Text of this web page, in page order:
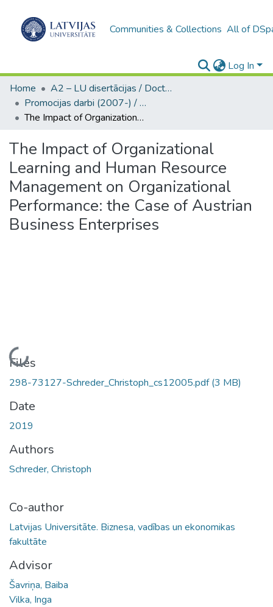
Communities & Collections All of
Log In
Home
A2 – LU disertācijas / Doctoral theses UL
Promocijas darbi (2007-) / Theses PhD
The Impact of Organizational Learning and Human Resource Management on Organizational Performance: the Case of Austrian Business Enterprises
The Impact of Organizational
Learning and Human Resource
Management on Organizational
Performance: the Case of Austrian
Business Enterprises
Loading...
Files
298-73127-Schreder_Christoph_cs12005.pdf(3 MB)
Date
2019
Authors
Schreder, Christoph
Co-author
Latvijas Universitāte. Biznesa, vadības un ekonomikas
fakultāte
Advisor
Šavriņa, Baiba
Vilka, Inga